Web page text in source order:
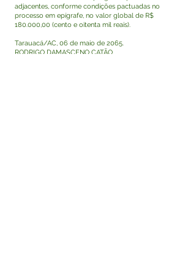
adjacentes, conforme condições pactuadas no
processo em epígrafe, no valor global de R$
180.000,00 (cento e oitenta mil reais).
Tarauacá/AC, 06 de maio de 2065.
RODRIGO DAMASCENO CATÃO